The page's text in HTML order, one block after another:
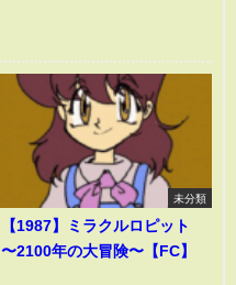
未分類
【1987】ミラクルロピット
〜2100年の大冒険〜【FC】